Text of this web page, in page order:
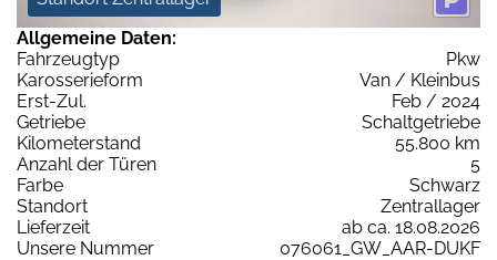
Allgemeine Daten:
Fahrzeugtyp
Pkw
Karosserieform
Van / Kleinbus
Erst-Zul.
Feb / 2024
Getriebe
Schaltgetriebe
Kilometerstand
55.800 km
Anzahl der Türen
5
Farbe
Schwarz
Standort
Zentrallager
Lieferzeit
ab ca. 18.08.2026
Unsere Nummer
076061_GW_AAR-DUKF